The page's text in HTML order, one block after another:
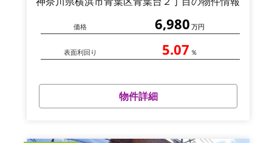
価格 6,980 万円
表面利回り 5.07 ％
物件詳細